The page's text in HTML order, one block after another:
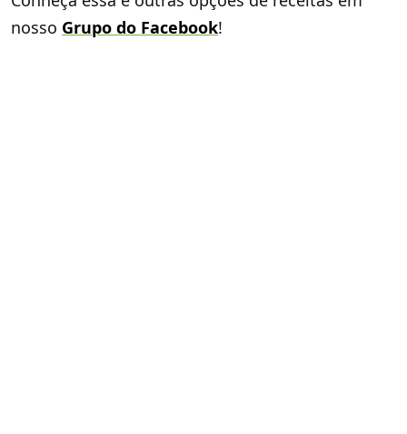
nosso Grupo do Facebook!